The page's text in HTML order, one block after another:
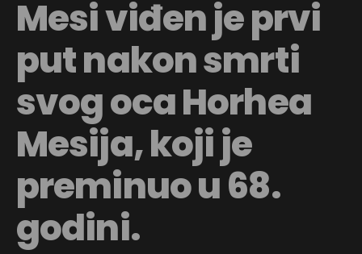
Mesi viđen je prvi
put nakon smrti
svog oca Horhea
Mesija, koji je
preminuo u 68.
godini.